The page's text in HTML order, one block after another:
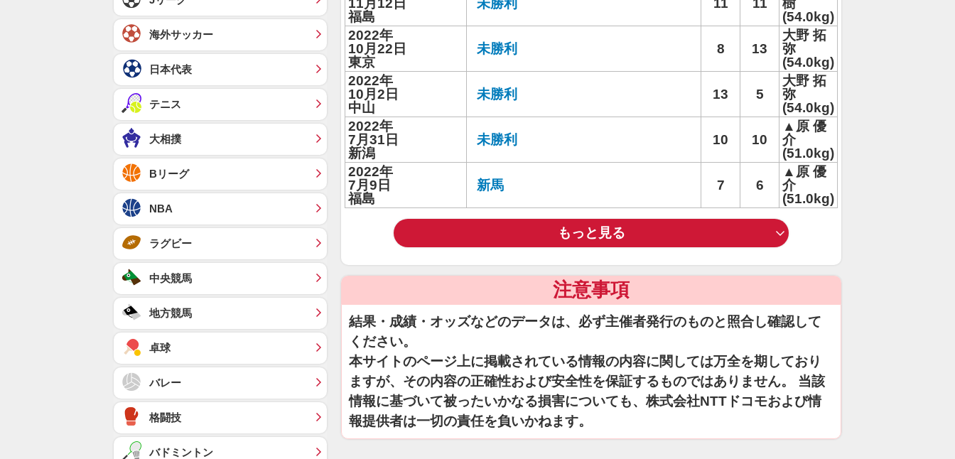
11月12日
福島
未勝利 11 11
樹
(54.0kg)
2022年
10月22日
東京
未勝利 8 13
大野 拓
弥
(54.0kg)
2022年
10月2日
中山
未勝利 13 5
大野 拓
弥
(54.0kg)
2022年
7月31日
新潟
未勝利 10 10
▲原 優
介
(51.0kg)
2022年
7月9日
福島
新馬 7 6
▲原 優
介
(51.0kg)
もっと見る
注意事項
結果・成績・オッズなどのデータは、必ず主催者発行のものと照合し確認して
ください。
本サイトのページ上に掲載されている情報の内容に関しては万全を期しており
ますが、その内容の正確性および安全性を保証するものではありません。 当該
情報に基づいて被ったいかなる損害についても、株式会社NTTドコモおよび情
報提供者は一切の責任を負いかねます。
海外サッカー
日本代表
テニス
大相撲
Bリーグ
NBA
ラグビー
中央競馬
地方競馬
卓球
バレー
格闘技
バドミントン